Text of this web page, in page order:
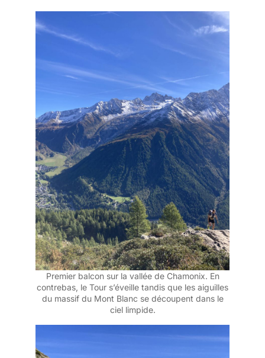
Premier balcon sur la vallée de Chamonix. En
contrebas, le Tour s’éveille tandis que les aiguilles
du massif du Mont Blanc se découpent dans le
ciel limpide.